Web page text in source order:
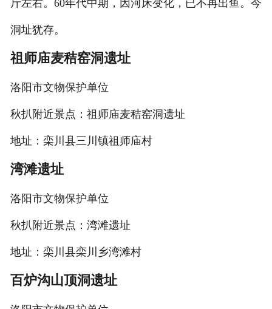
斤左右。60年代中期，因河床变化，已不再出鱼。今
洞址犹存。
祖师庙麦秸窑洞遗址
洛阳市文物保护单位
秋扒附近景点：祖师庙麦秸窑洞遗址
地址：栾川县三川镇祖师庙村
湾滩遗址
洛阳市文物保护单位
秋扒附近景点：湾滩遗址
地址：栾川县栾川乡湾滩村
百炉沟山顶洞遗址